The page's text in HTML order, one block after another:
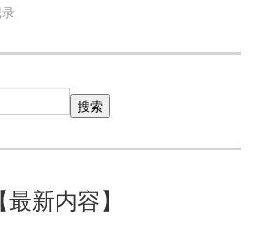
【最新内容】